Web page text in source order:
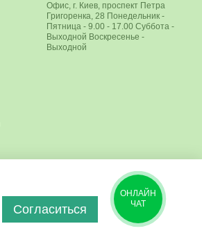
Офис, г. Киев, проспект Петра
Григоренка, 28 Понедельник -
Пятница - 9.00 - 17.00 Суббота -
Выходной Воскресенье -
Выходной
Согласиться
ОНЛАЙН
ЧАТ